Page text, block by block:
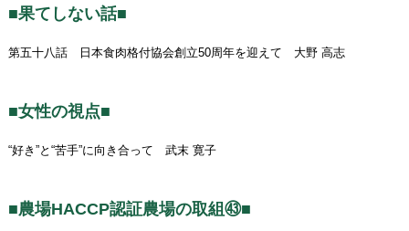
■果てしない話■
第五十八話 日本食肉格付協会創立50周年を迎えて 大野 高志
■女性の視点■
“好き”と“苦手”に向き合って 武末 寛子
■農場HACCP認証農場の取組㊸■